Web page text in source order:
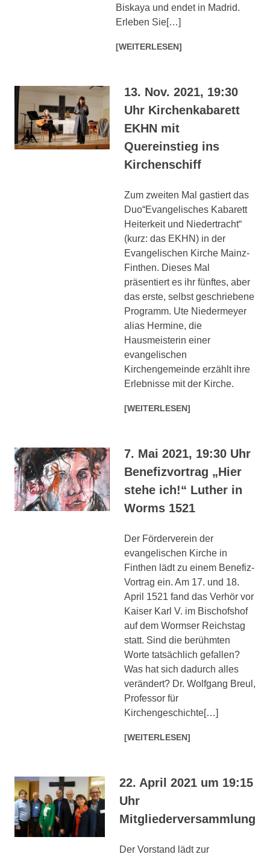
Biskaya und endet in Madrid.
Erleben Sie[…]
[WEITERLESEN]
13. Nov. 2021, 19:30
Uhr Kirchenkabarett
EKHN mit
Quereinstieg ins
Kirchenschiff
Zum zweiten Mal gastiert das
Duo“Evangelisches Kabarett
Heiterkeit und Niedertracht“
(kurz: das EKHN) in der
Evangelischen Kirche Mainz-
Finthen. Dieses Mal
präsentiert es ihr fünftes, aber
das erste, selbst geschriebene
Programm. Ute Niedermeyer
alias Hermine, die
Hausmeisterin einer
evangelischen
Kirchengemeinde erzählt ihre
Erlebnisse mit der Kirche.
[WEITERLESEN]
7. Mai 2021, 19:30 Uhr
Benefizvortrag „Hier
stehe ich!“ Luther in
Worms 1521
Der Förderverein der
evangelischen Kirche in
Finthen lädt zu einem Benefiz-
Vortrag ein. Am 17. und 18.
April 1521 fand das Verhör vor
Kaiser Karl V. im Bischofshof
auf dem Wormser Reichstag
statt. Sind die berühmten
Worte tatsächlich gefallen?
Was hat sich dadurch alles
verändert? Dr. Wolfgang Breul,
Professor für
Kirchengeschichte[…]
[WEITERLESEN]
22. April 2021 um 19:15
Uhr
Mitgliederversammlung
Der Vorstand lädt zur